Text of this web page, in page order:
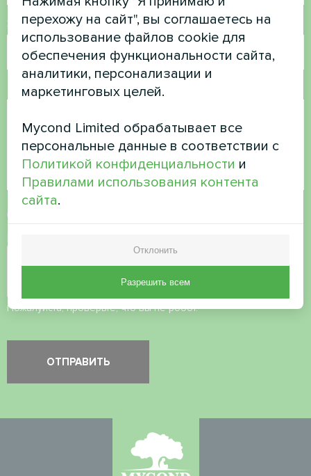
Электронная почта
Комментарий
Пожалуйста, проверьте, что вы не робот.
перехожу на сайт", вы соглашаетесь на
использование файлов cookie для
обеспечения функциональности сайта,
аналитики, персонализации и
маркетинговых целей.
Mycond Limited обрабатывает все
персональные данные в соответствии с
Политикой конфиденциальности и
Правилами использования контента
сайта.
Отклонить
Разрешить всем